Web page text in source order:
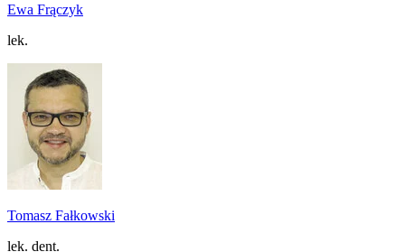
Ewa Frączyk
lek.
Tomasz Fałkowski
lek. dent.